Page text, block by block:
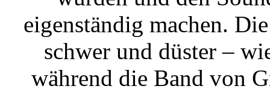
eigenständig machen.
schwer und düster –
während die Band von